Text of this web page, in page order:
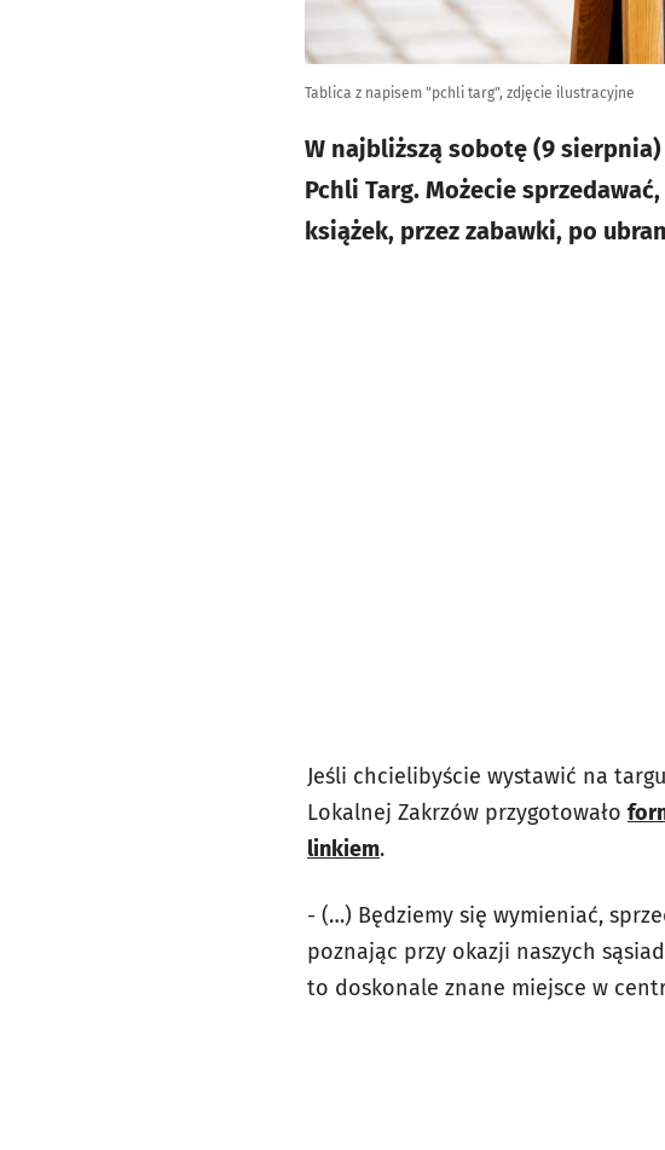
Tablica z napisem "pchli targ", zdjęcie ilustracyjne
W najbliższą sobotę (9
Pchli Targ. Możecie
książek, przez zabawki, po
Jeśli chcielibyście wystawić na
Lokalnej Zakrzów przygotowało
linkiem.
- (…) Będziemy się wymieniać,
poznając przy okazji naszych
to doskonale znane miejsce w